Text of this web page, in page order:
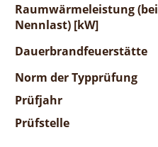
Raumwärmeleistung (bei
Nennlast) [kW]
Dauerbrandfeuerstätte
Norm der Typprüfung
Prüfjahr
Prüfstelle